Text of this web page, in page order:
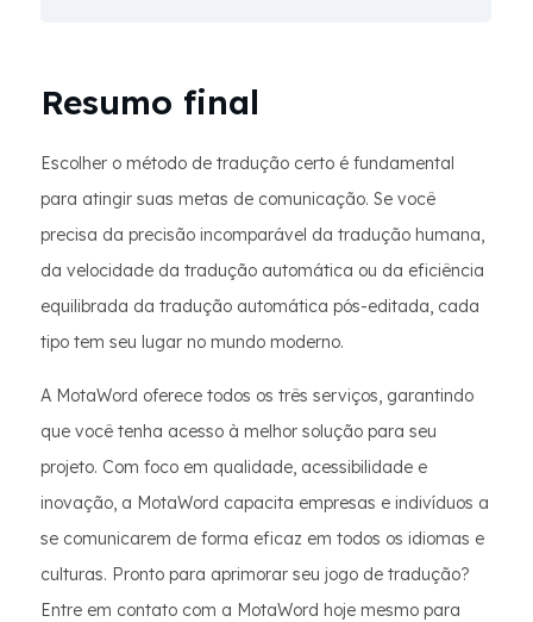
Resumo final
Escolher o método de tradução certo é fundamental
para atingir suas metas de comunicação. Se você
precisa da precisão incomparável da tradução humana,
da velocidade da tradução automática ou da eficiência
equilibrada da tradução automática pós-editada, cada
tipo tem seu lugar no mundo moderno.
A MotaWord oferece todos os três serviços, garantindo
que você tenha acesso à melhor solução para seu
projeto. Com foco em qualidade, acessibilidade e
inovação, a MotaWord capacita empresas e indivíduos a
se comunicarem de forma eficaz em todos os idiomas e
culturas. Pronto para aprimorar seu jogo de tradução?
Entre em contato com a MotaWord hoje mesmo para